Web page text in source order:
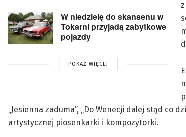
W niedzielę do skansenu w
Tokarni przyjadą zabytkowe
pojazdy
POKAŻ WIĘCEJ
„Jesienna zaduma”, „Do Wenecji dalej stąd co
artystycznej piosenkarki i kompozytorki.